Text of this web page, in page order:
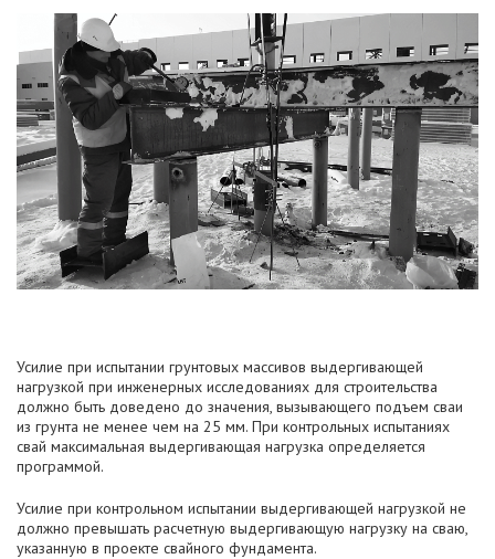
Усилие при испытании грунтовых массивов выдергивающей
нагрузкой при инженерных исследованиях для строительства
должно быть доведено до значения, вызывающего подъем сваи
из грунта не менее чем на 25 мм. При контрольных испытаниях
свай максимальная выдергивающая нагрузка определяется
программой.
Усилие при контрольном испытании выдергивающей нагрузкой не
должно превышать расчетную выдергивающую нагрузку на сваю,
указанную в проекте свайного фундамента.